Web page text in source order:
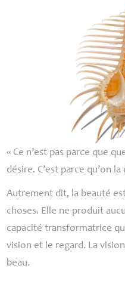
« Ce n’est pas parce que
désire. C’est parce qu’on
Autrement dit, la beauté
choses. Elle ne produit
capacité transformatrice
vision et le regard. La
beau.